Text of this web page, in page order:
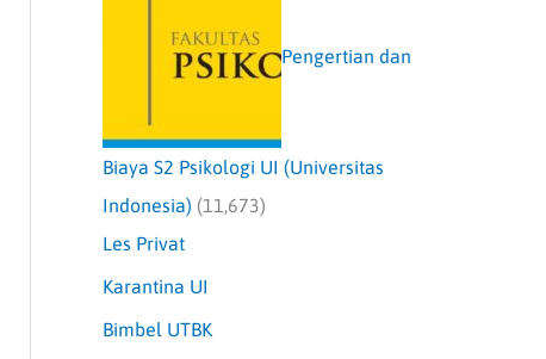
Pengertian dan
Biaya S2 Psikologi UI (Universitas
Indonesia) (11,673)
Les Privat
Karantina UI
Bimbel UTBK